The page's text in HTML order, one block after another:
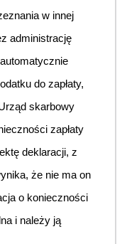
w innej
administrację
do zapłaty,
skarbowy
zapłaty
deklaracji, z
że nie ma on
o konieczności
i należy ją